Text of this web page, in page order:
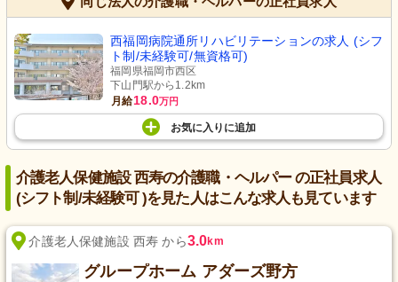
西福岡病院通所リハビリテーションの求人 (シフ
ト制/未経験可/無資格可)
福岡県福岡市西区
下山門駅から1.2km
月給18.0万円
お気に入り に追加
介護老人保健施設 西寿の介護職・ヘルパー の正社員求人
(シフト制/未経験可 )を見た人はこんな求人も見ています
介護老人保健施設 西寿 から3.0km
グループホーム アダーズ野方